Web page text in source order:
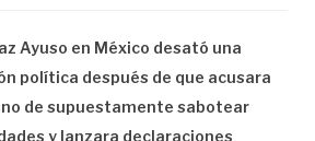
Ayuso en México desató una
política después de que acusara
de supuestamente sabotear
y lanzara declaraciones